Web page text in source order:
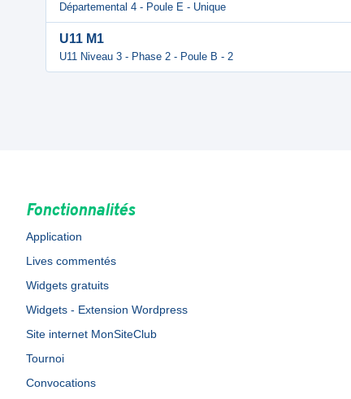
Départemental 4 - Poule E - Unique
U11 M1
U11 Niveau 3 - Phase 2 - Poule B - 2
Fonctionnalités
Application
Lives commentés
Widgets gratuits
Widgets - Extension Wordpress
Site internet MonSiteClub
Tournoi
Convocations